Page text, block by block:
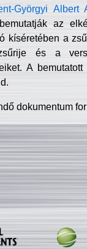
Györgyi Albert
az
kíséretében a
és a
A
dokumentum